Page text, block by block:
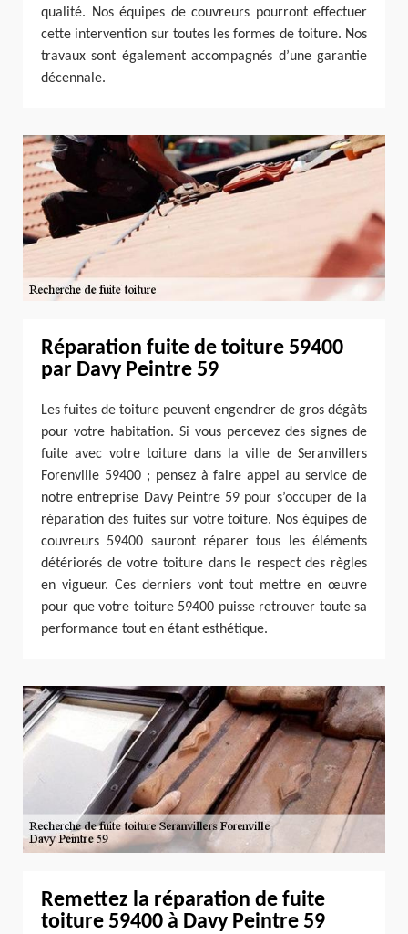
qualité. Nos équipes de couvreurs pourront effectuer
cette intervention sur toutes les formes de toiture. Nos
travaux sont également accompagnés d’une garantie
décennale.
Réparation fuite de toiture 59400
par Davy Peintre 59
Les fuites de toiture peuvent engendrer de gros dégâts
pour votre habitation. Si vous percevez des signes de
fuite avec votre toiture dans la ville de Seranvillers
Forenville 59400 ; pensez à faire appel au service de
notre entreprise Davy Peintre 59 pour s’occuper de la
réparation des fuites sur votre toiture. Nos équipes de
couvreurs 59400 sauront réparer tous les éléments
détériorés de votre toiture dans le respect des règles
en vigueur. Ces derniers vont tout mettre en œuvre
pour que votre toiture 59400 puisse retrouver toute sa
performance tout en étant esthétique.
Remettez la réparation de fuite
toiture 59400 à Davy Peintre 59